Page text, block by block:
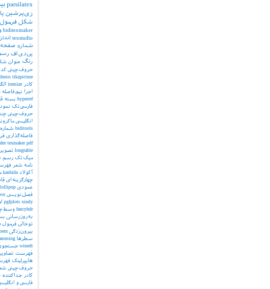
parsilatex
زی‌پرشین
شکل
biditexmaker
texstudio
شماره صفحه
پی‌دی‌اف
رنگ عنوان
حروف‌چینی کد
tikzpicture
کادر
itemize
اجرا
نیم‌فاصله
hyperref بسته
فارسی‌تک
حروف‌چینی
انگلیسی
biditools
فاصله‌گذاری
texmaker pdf
longtable تصویر
میک‌تک رسم
نامه شعر
آکولاد kashida
چهارگزینه‌ای
عمودی lollipop
فصل‌نویسی
pgfplots xindy
fancyhdr
به‌روزرسانی
توخالی فرمول
بیرون‌زدگی
سطرها
winedt
فهرست تصاویر
هایپرلینک
حروف‌چینی
کادر
جداکننده
فارسی و